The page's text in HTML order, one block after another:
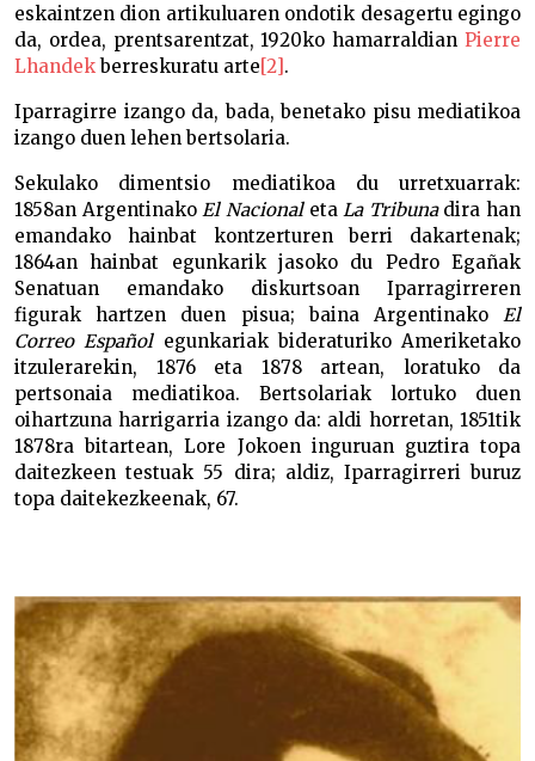
eskaintzen dion artikuluaren ondotik desagertu egingo
da, ordea, prentsarentzat, 1920ko hamarraldian Pierre
Lhandekberreskuratu arte[2].
Iparragirre izango da, bada, benetako pisu mediatikoa
izango duen lehen bertsolaria.
Sekulako dimentsio mediatikoa du urretxuarrak:
1858an ArgentinakoEl NacionaletaLa Tribunadira han
emandako hainbat kontzerturen berri dakartenak;
1864an hainbat egunkarik jasoko du Pedro Egañak
Senatuan emandako diskurtsoan Iparragirreren
figurak hartzen duen pisua; baina Argentinako El
Correo Españolegunkariak bideraturiko Ameriketako
itzulerarekin, 1876 eta 1878 artean, loratuko da
pertsonaia mediatikoa. Bertsolariak lortuko duen
oihartzuna harrigarria izango da: aldi horretan, 1851tik
1878ra bitartean, Lore Jokoen inguruan guztira topa
daitezkeen testuak 55 dira; aldiz, Iparragirreri buruz
topa daitekezkeenak, 67.